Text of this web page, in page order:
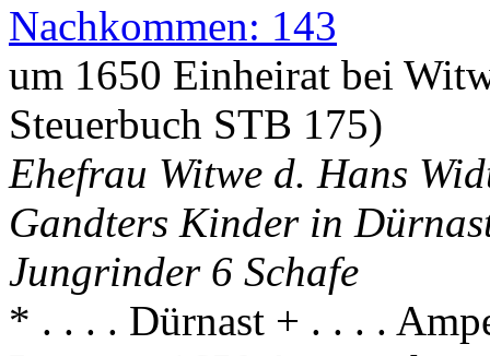
Nachkommen: 143
um 1650 Einheirat bei
Steuerbuch STB 175)
Ehefrau Witwe d. Hans
Gandters Kinder in
Jungrinder 6 Schafe
* . . . . Dürnast + . . . .